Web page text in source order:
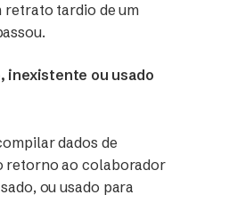
retrato tardio de um
inexistente ou usado
dados de
retorno ao colaborador
ou usado para